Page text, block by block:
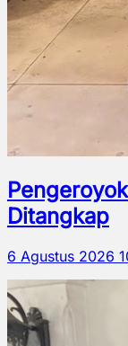
Ditangkap
6 Agustus 2026